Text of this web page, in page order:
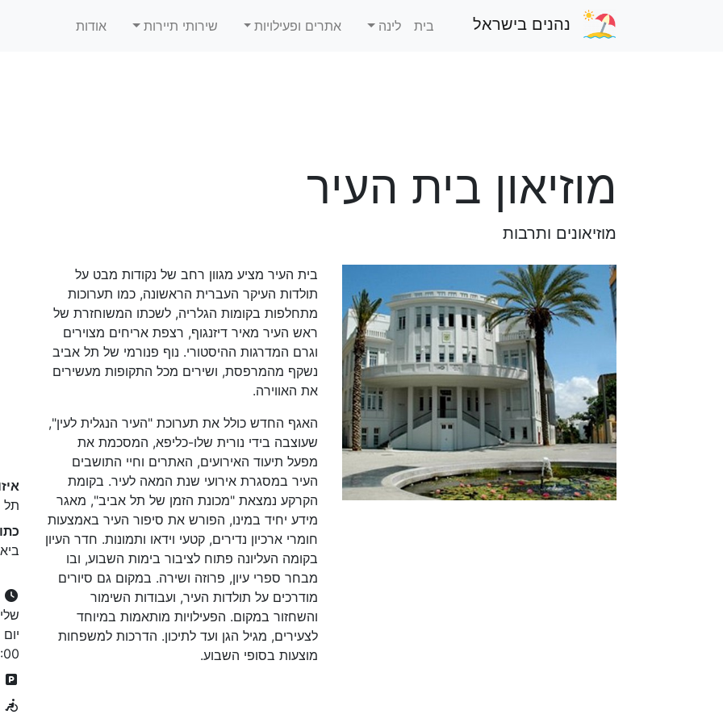
נהנים בישראל בית לינה אתרים ופעילויות שירותי תיירות אודות
מוזיאון בית העיר
מוזיאונים ותרבות
בית העיר מציע מגוון רחב של נקודות מבט על
תולדות העיקר העברית הראשונה, כמו תערוכות
מתחלפות בקומות הגלריה, לשכתו המשוחזרת של
ראש העיר מאיר דיזנגוף, רצפת אריחים מצוירים
וגרם המדרגות ההיסטורי. נוף פנורמי של תל אביב
נשקף מהמרפסת, ושירים מכל התקופות מעשירים
את האווירה.
האגף החדש כולל את תערוכת "העיר הנגלית לעין",
שעוצבה בידי נורית שלו-כליפא, המסכמת את
מפעל תיעוד האירועים, האתרים וחיי התושבים
העיר במסגרת אירועי שנת המאה לעיר. בקומת
הקרקע נמצאת "מכונת הזמן של תל אביב", מאגר
מידע יחיד במינו, הפורש את סיפור העיר באמצעות
חומרי ארכיון נדירים, קטעי וידאו ותמונות. חדר העיון
בקומה העליונה פתוח לציבור בימות השבוע, ובו
מבחר ספרי עיון, פרוזה ושירה. במקום גם סיורים
מודרכים על תולדות העיר, ועבודות השימור
והשחזור במקום. הפעילויות מותאמות במיוחד
לצעירים, מגיל הגן ועד לתיכון. הדרכות למשפחות
מוצעות בסופי השבוע.
תל
ביאליק 27, תל
14:00, יום